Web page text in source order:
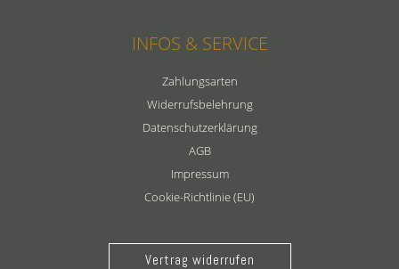
INFOS & SERVICE
Zahlungsarten
Widerrufsbelehrung
Datenschutzerklärung
AGB
Impressum
Cookie-Richtlinie (EU)
Vertrag widerrufen